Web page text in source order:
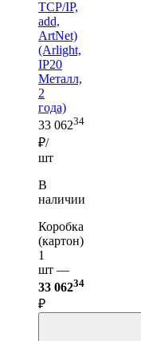
TCP/IP,
add,
ArtNet)
(Arlight,
IP20
Металл,
2
года)
33 06234
₽/
шт
В
наличии
Коробка
(картон)
1
шт —
33 06234
₽